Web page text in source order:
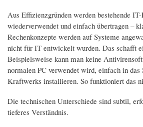
Aus Effizienzgründen werden bestehende
wiederverwendet und einfach übertragen –
Rechenkonzepte werden auf Systeme
nicht für IT entwickelt wurden. Das schafft
Beispielsweise kann man keine
normalen PC verwendet wird, einfach in das
Kraftwerks installieren. So funktioniert das
Die technischen Unterschiede sind subtil,
tieferes Verständnis.